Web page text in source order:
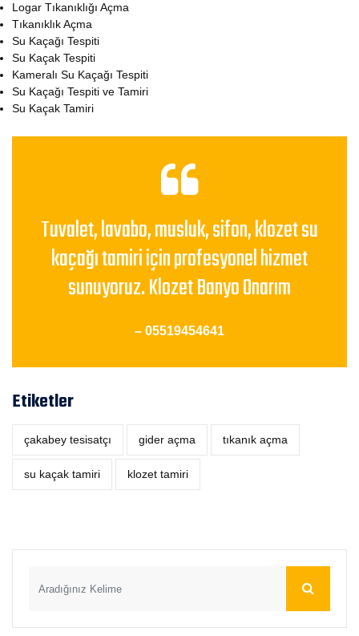
Logar Tıkanıklığı Açma
Tıkanıklık Açma
Su Kaçağı Tespiti
Su Kaçak Tespiti
Kameralı Su Kaçağı Tespiti
Su Kaçağı Tespiti ve Tamiri
Su Kaçak Tamiri
Tuvalet, lavabo, musluk, sifon, klozet su
kaçağı tamiri için profesyonel hizmet
sunuyoruz. Klozet Banyo Onarım
– 05519454641
Etiketler
çakabey tesisatçı ‎gider açma tıkanık açma
su kaçak tamiri klozet tamiri